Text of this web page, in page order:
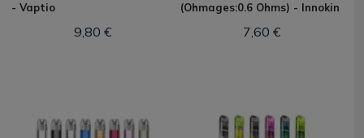
- Vaptio
9,80 €
(Ohmages:0.6 Ohms) - Innokin
7,60 €